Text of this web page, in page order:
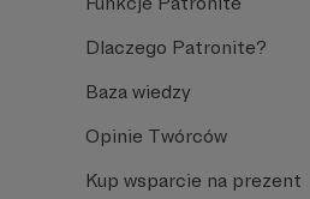
Dlaczego Patronite?
Baza wiedzy
Opinie Twórców
Kup wsparcie na prezent